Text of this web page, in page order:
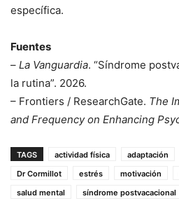
específica.
Fuentes
– La Vanguardia. “Síndrome
la rutina”. 2026.
– Frontiers / ResearchGate. The
and Frequency on Enhancing
TAGS actividad física adaptación
Dr Cormillot
estrés motivación
salud mental
síndrome postvacacional